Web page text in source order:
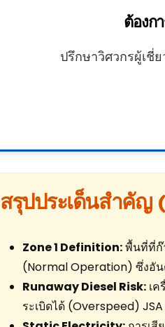
ต้องก
ปรึกษาวิศวกรผู้เ
สรุปประเด็นสำคัญ
Zone 1 Definition:พื้นที่ที่ก๊
(Normal Operation) ซึ่งอัน
Runaway Diesel Risk: เ
ระเบิดได้ (Overspeed)